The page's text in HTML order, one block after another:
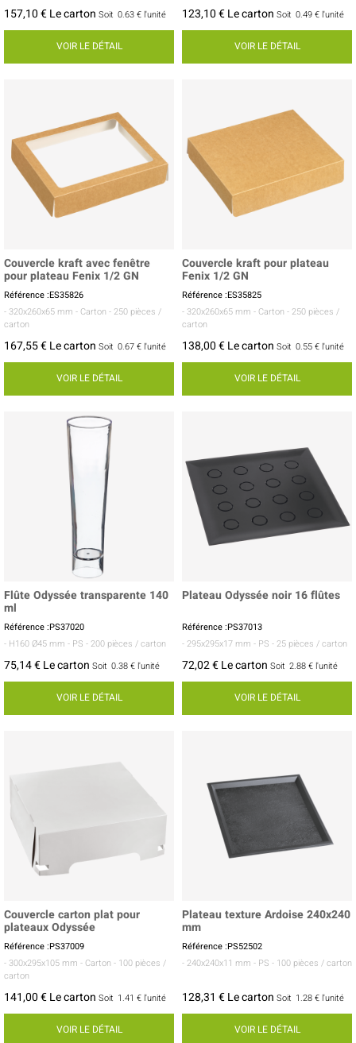
157,10 € Le carton Soit 0.63 € l'unité
VOIR LE DÉTAIL
123,10 € Le carton Soit 0.49 € l'unité
VOIR LE DÉTAIL
Couvercle kraft avec fenêtre
pour plateau Fenix 1/2 GN
Référence :ES35826
- 320x260x65 mm - Carton - 250 pièces /
carton
167,55 € Le carton Soit 0.67 € l'unité
VOIR LE DÉTAIL
Couvercle kraft pour plateau
Fenix 1/2 GN
Référence :ES35825
- 320x260x65 mm - Carton - 250 pièces /
carton
138,00 € Le carton Soit 0.55 € l'unité
VOIR LE DÉTAIL
Flûte Odyssée transparente 140
ml
Référence :PS37020
- H160 Ø45 mm - PS - 200 pièces / carton
75,14 € Le carton Soit 0.38 € l'unité
VOIR LE DÉTAIL
Plateau Odyssée noir 16 flûtes
Référence :PS37013
- 295x295x17 mm - PS - 25 pièces / carton
72,02 € Le carton Soit 2.88 € l'unité
VOIR LE DÉTAIL
Couvercle carton plat pour
plateaux Odyssée
Référence :PS37009
- 300x295x105 mm - Carton - 100 pièces /
carton
141,00 € Le carton Soit 1.41 € l'unité
VOIR LE DÉTAIL
Plateau texture Ardoise 240x240
mm
Référence :PS52502
- 240x240x11 mm - PS - 100 pièces / carton
128,31 € Le carton Soit 1.28 € l'unité
VOIR LE DÉTAIL